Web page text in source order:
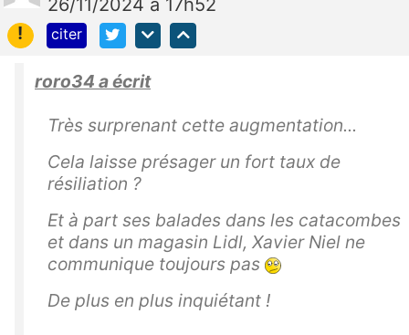
!
citer
roro34 a écrit
Très surprenant cette augmentation...
Cela laisse présager un fort taux de
résiliation ?
Et à part ses balades dans les catacombes
et dans un magasin Lidl, Xavier Niel ne
communique toujours pas
De plus en plus inquiétant !